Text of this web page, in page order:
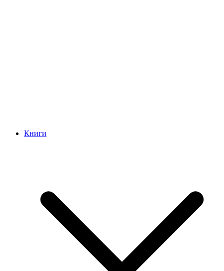
Книги